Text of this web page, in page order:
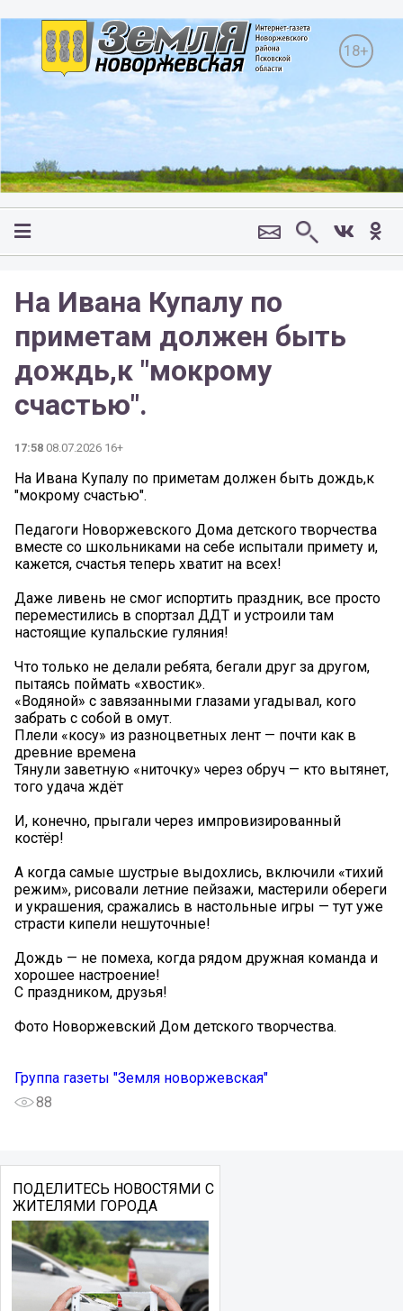
18+
На Ивана Купалу по
приметам должен быть
дождь,к "мокрому
счастью".
17:58 08.07.2026 16+
На Ивана Купалу по приметам должен быть дождь,к
"мокрому счастью".
Педагоги Новоржевского Дома детского творчества
вместе со школьниками на себе испытали примету и,
кажется, счастья теперь хватит на всех!
Даже ливень не смог испортить праздник, все просто
переместились в спортзал ДДТ и устроили там
настоящие купальские гуляния!
Что только не делали ребята, бегали друг за другом,
пытаясь поймать «хвостик».
«Водяной» с завязанными глазами угадывал, кого
забрать с собой в омут.
Плели «косу» из разноцветных лент — почти как в
древние времена
Тянули заветную «ниточку» через обруч — кто вытянет,
того удача ждёт
И, конечно, прыгали через импровизированный
костёр!
А когда самые шустрые выдохлись, включили «тихий
режим», рисовали летние пейзажи, мастерили обереги
и украшения, сражались в настольные игры — тут уже
страсти кипели нешуточные!
Дождь — не помеха, когда рядом дружная команда и
хорошее настроение!
С праздником, друзья!
Фото Новоржевский Дом детского творчества.
Группа газеты "Земля новоржевская"
88
ПОДЕЛИТЕСЬ НОВОСТЯМИ С
ЖИТЕЛЯМИ ГОРОДА